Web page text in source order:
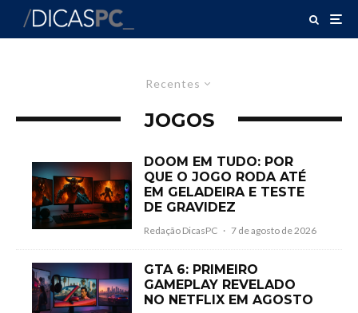
Recentes
JOGOS
DOOM EM TUDO: POR
QUE O JOGO RODA ATÉ
EM GELADEIRA E TESTE
DE GRAVIDEZ
Redação DicasPC · 7 de agosto de 2026
GTA 6: PRIMEIRO
GAMEPLAY REVELADO
NO NETFLIX EM AGOSTO